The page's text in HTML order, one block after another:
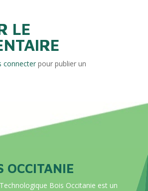
LE
connecterpour publier un
OCCITANIE
Bois Occitanie est un